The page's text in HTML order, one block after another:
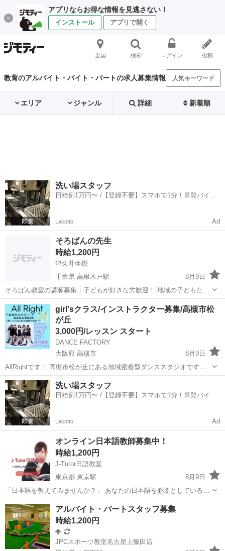
アプリならお得な情報を見逃さない！
インストール アプリで開く
全国 検索 ログイン 投稿
教育のアルバイト・バイト・パートの求人募集情報 人気キーワード
エリア ジャンル 詳細 新着順
洗い場スタッフ
日給例1万円〜 /【登録不要】スマホで1分！単発バイト
Lacotto Ad
そろばんの先生
時給1,200円
津久井亜樹
千葉県 高根木戸駅
8月9日
そろばん教室の講師募集｜子どもが好きな方歓迎！ 地域の子どもたち
が通うそろばん教室で、一緒に指導してくださる先生を募集していま
す。 「昔そろばんを習っていた」 「子どもと接する仕事がしたい」
「午後の時間を使...
千葉 船橋市 高根木戸駅 その他 そろばん
girl'sクラス/インストラクター募集/高槻市松
が丘
3,000円/レッスン スタート
DANCE FACTORY
大阪府 高槻市
8月9日
AllRightです！ 高槻市松が丘にある地域密着型ダンススタジオです。
この度、担当講師の上京が急遽決定いたしまして、 ９月から、girl'sク
ラスを引継ぎ担当してくださる 先生をさがしております。 引継ぎなの
で、生徒は...
大阪 高槻市 インストラクター
洗い場スタッフ
日給例1万円〜 /【登録不要】スマホで1分！単発バイト
Lacotto Ad
オンライン日本語教師募集中！
時給1,200円
J-Tutor日語教室
東京都 東京駅
8月9日
「日本語を教えてみませんか？」 あなたの日本語を必要としている生
徒さんがいます！ 《語学は継続が大切》 語学友達を探す感覚で授業を
受ける語学学習のプラットフォームサイトなどとは違い、J-Tutorでは
独自の審査により真剣に...
東京 中央区 東京駅 家庭教師 オンライン
アルバイト・パートスタッフ募集
時給1,200円
JPCスポーツ教室名古屋上飯田店